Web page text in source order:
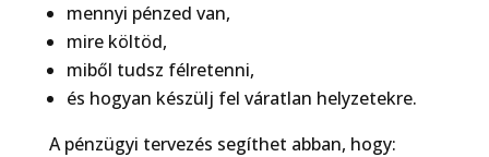
mennyi pénzed van,
mire költöd,
miből tudsz félretenni,
és hogyan készülj fel váratlan helyzetekre.
A pénzügyi tervezés segíthet abban, hogy: